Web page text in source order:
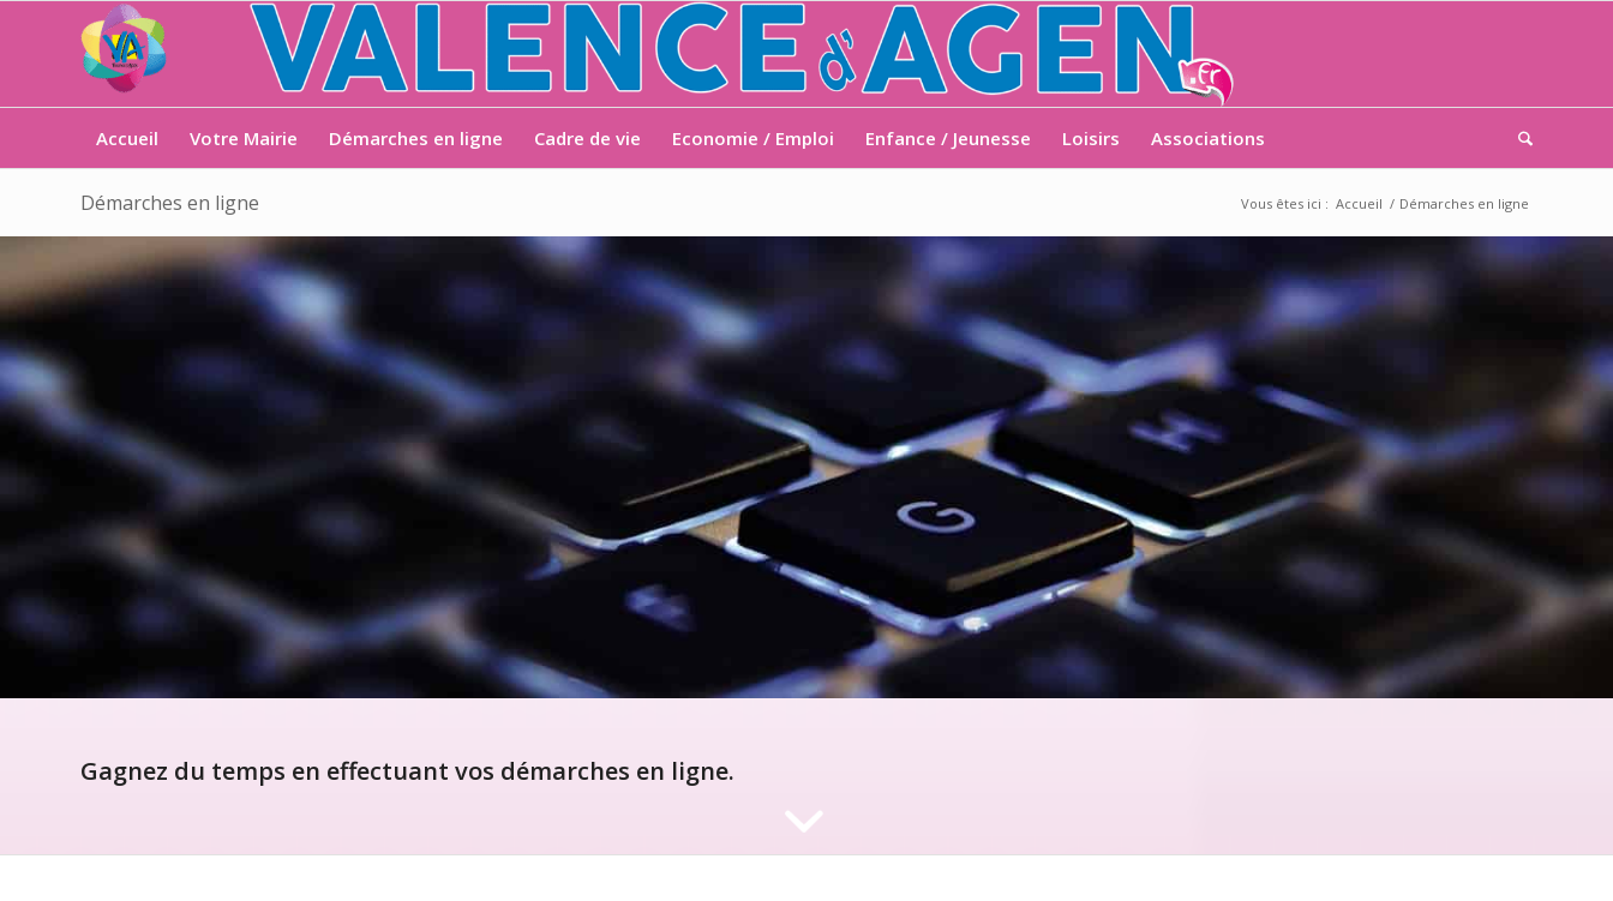
Accueil Votre Mairie Démarches en ligne Cadre de vie Economie / Emploi Enfance / Jeunesse Loisirs Associations
Démarches en ligne Vous êtes ici : Accueil / Démarches en ligne
Gagnez du temps en effectuant vos démarches en ligne.